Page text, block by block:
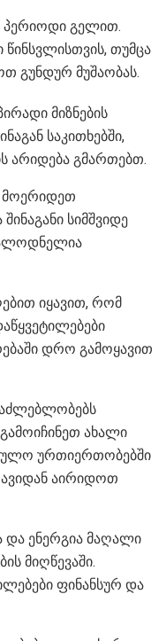
პერიოდი გელით.
თუმცა
გუნდურ მუშაობას.
მიზნების
საკითხებში,
არიდება გმართებთ.
მოერიდეთ
სიმშვიდე
იყავით, რომ
დრო გამოყავით
ახალი
ურთიერთობებში
აირიდოთ
და ენერგია მაღალი
მიღწევაში.
ფინანსურ და